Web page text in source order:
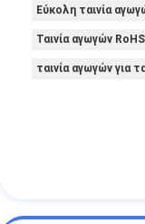
Εύκολη ταινία
Ταινία αγωγών
ταινία αγωγών για